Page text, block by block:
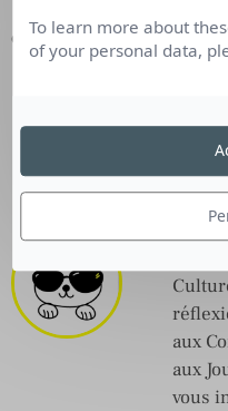
Click the animation to open the full
Un
aux
aux
vous
To learn more about
of your personal data,